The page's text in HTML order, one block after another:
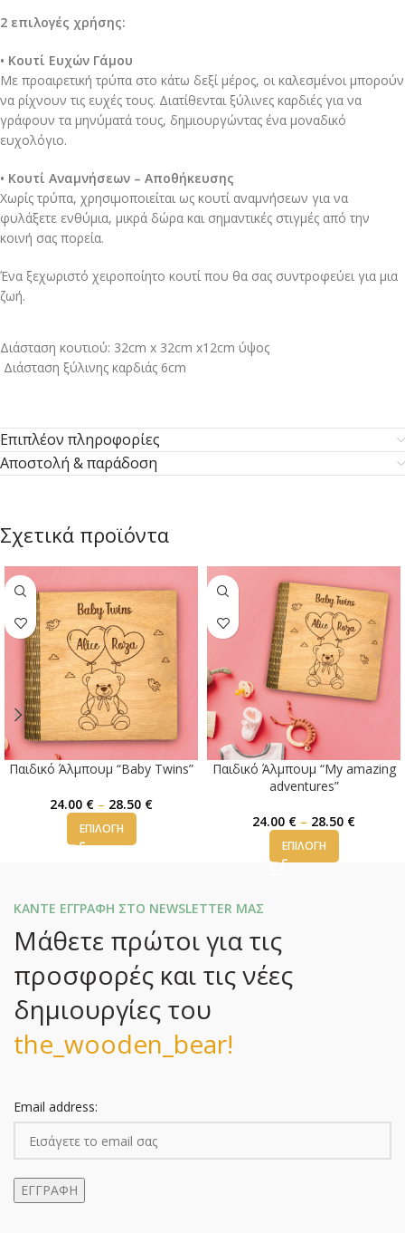
2 επιλογές χρήσης:
• Κουτί Ευχών Γάμου
Με προαιρετική τρύπα στο κάτω δεξί μέρος, οι καλεσμένοι μπορούν
να ρίχνουν τις ευχές τους. Διατίθενται ξύλινες καρδιές για να
γράφουν τα μηνύματά τους, δημιουργώντας ένα μοναδικό
ευχολόγιο.
• Κουτί Αναμνήσεων – Αποθήκευσης
Χωρίς τρύπα, χρησιμοποιείται ως κουτί αναμνήσεων για να
φυλάξετε ενθύμια, μικρά δώρα και σημαντικές στιγμές από την
κοινή σας πορεία.
Ένα ξεχωριστό χειροποίητο κουτί που θα σας συντροφεύει για μια
ζωή.
Διάσταση κουτιού: 32cm x 32cm x12cm ύψος
Διάσταση ξύλινης καρδιάς 6cm
Επιπλέον πληροφορίες
Αποστολή & παράδοση
Σχετικά προϊόντα
Παιδικό Άλμπουμ “Baby Twins”
24.00 € – 28.50 €
ΕΠΙΛΟΓΉ
Παιδικό Άλμπουμ “My amazing
adventures”
24.00 € – 28.50 €
ΕΠΙΛΟΓΉ
ΚΑΝΤΕ ΕΓΓΡΑΦΗ ΣΤΟ NEWSLETTER ΜΑΣ
Μάθετε πρώτοι για τις
προσφορές και τις νέες
δημιουργίες του
the_wooden_bear!
Email address: